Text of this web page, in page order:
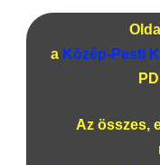
a Közép-Pesti
Az összes,